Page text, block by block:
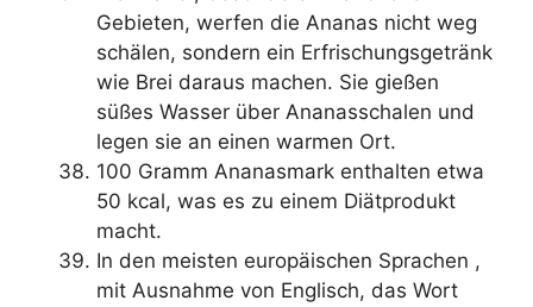
Gebieten, werfen die Ananas nicht weg
schälen, sondern ein Erfrischungsgetränk
wie Brei daraus machen. Sie gießen
süßes Wasser über Ananasschalen und
legen sie an einen warmen Ort.
100 Gramm Ananasmark enthalten etwa
50 kcal, was es zu einem Diätprodukt
macht.
In den meisten europäischen Sprachen ,
mit Ausnahme von Englisch, das Wort